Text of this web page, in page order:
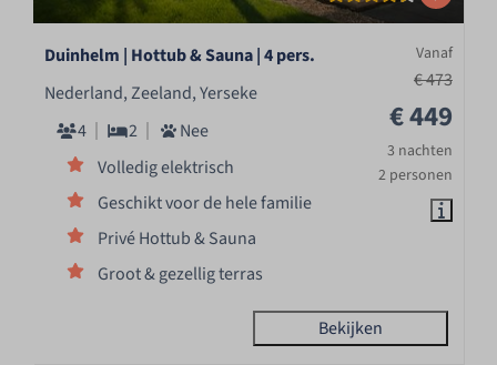
Vanaf
€ 473
€ 449
3 nachten
2 personen
Duinhelm | Hottub & Sauna | 4 pers.
Nederland, Zeeland, Yerseke
4
2
Nee
Volledig elektrisch
Geschikt voor de hele familie
Privé Hottub & Sauna
Groot & gezellig terras
Bekijken